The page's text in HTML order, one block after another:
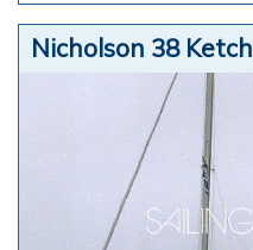
Nicholson 38 Ketch